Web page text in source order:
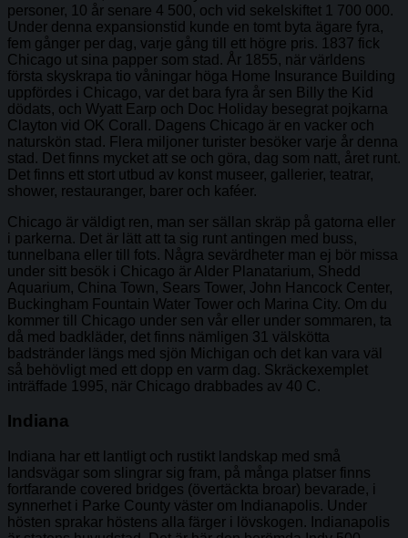
personer, 10 år senare 4 500, och vid sekelskiftet 1 700 000.
Under denna expansionstid kunde en tomt byta ägare fyra,
fem gånger per dag, varje gång till ett högre pris. 1837 fick
Chicago ut sina papper som stad. År 1855, när världens
första skyskrapa tio våningar höga Home Insurance Building
uppfördes i Chicago, var det bara fyra år sen Billy the Kid
dödats, och Wyatt Earp och Doc Holiday besegrat pojkarna
Clayton vid OK Corall. Dagens Chicago är en vacker och
naturskön stad. Flera miljoner turister besöker varje år denna
stad. Det finns mycket att se och göra, dag som natt, året runt.
Det finns ett stort utbud av konst museer, gallerier, teatrar,
shower, restauranger, barer och kaféer.
Chicago är väldigt ren, man ser sällan skräp på gatorna eller
i parkerna. Det är lätt att ta sig runt antingen med buss,
tunnelbana eller till fots. Några sevärdheter man ej bör missa
under sitt besök i Chicago är Alder Planatarium, Shedd
Aquarium, China Town, Sears Tower, John Hancock Center,
Buckingham Fountain Water Tower och Marina City. Om du
kommer till Chicago under sen vår eller under sommaren, ta
då med badkläder, det finns nämligen 31 välskötta
badstränder längs med sjön Michigan och det kan vara väl
så behövligt med ett dopp en varm dag. Skräckexemplet
inträffade 1995, när Chicago drabbades av 40 C.
Indiana
Indiana har ett lantligt och rustikt landskap med små
landsvägar som slingrar sig fram, på många platser finns
fortfarande covered bridges (övertäckta broar) bevarade, i
synnerhet i Parke County väster om Indianapolis. Under
hösten sprakar höstens alla färger i lövskogen. Indianapolis